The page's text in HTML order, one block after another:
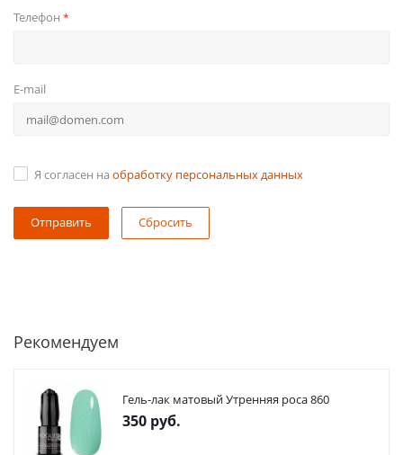
Телефон *
E-mail
Я согласен на обработку персональных данных
Сбросить
Рекомендуем
Гель-лак матовый Утренняя роса 860
350 руб.